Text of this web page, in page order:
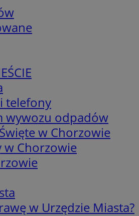
telefony
wywozu odpadów
w Chorzowie
w Chorzowie
w Urzędzie Miasta?